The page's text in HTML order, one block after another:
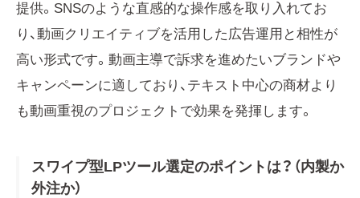
提供。SNSのような直感的な操作感を取り入れてお
り、動画クリエイティブを活用した広告運用と相性が
高い形式です。動画主導で訴求を進めたいブランドや
キャンペーンに適しており、テキスト中心の商材より
も動画重視のプロジェクトで効果を発揮します。
スワイプ型LPツール選定のポイントは？（内製か
外注か）